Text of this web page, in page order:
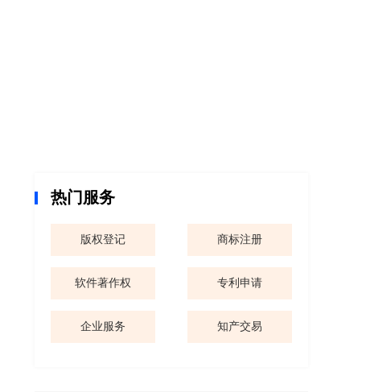
热门服务
版权登记 商标注册
软件著作权 专利申请
企业服务 知产交易